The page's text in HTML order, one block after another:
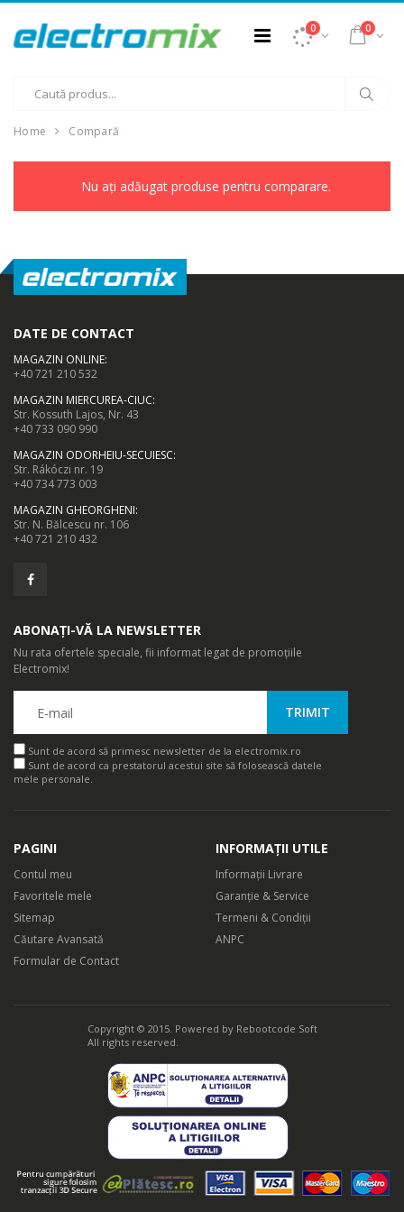
0 0
Home Compară
Nu ați adăugat produse pentru comparare.
DATE DE CONTACT
MAGAZIN ONLINE:
+40 721 210 532
MAGAZIN MIERCUREA-CIUC:
Str. Kossuth Lajos, Nr. 43
+40 733 090 990
MAGAZIN ODORHEIU-SECUIESC:
Str. Rákóczi nr. 19
+40 734 773 003
MAGAZIN GHEORGHENI:
Str. N. Bălcescu nr. 106
+40 721 210 432
ABONAȚI-VĂ LA NEWSLETTER
Nu rata ofertele speciale, fii informat legat de promoțiile
Electromix!
Sunt de acord să primesc newsletter de la electromix.ro
Sunt de acord ca prestatorul acestui site să folosească datele
mele personale.
PAGINI
Contul meu
Favoritele mele
Sitemap
Căutare Avansată
Formular de Contact
INFORMAȚII UTILE
Informații Livrare
Garanție & Service
Termeni & Condiții
ANPC
Copyright © 2015. Powered by Rebootcode Soft
All rights reserved.